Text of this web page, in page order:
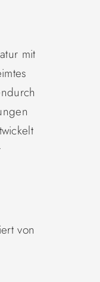
mit
von